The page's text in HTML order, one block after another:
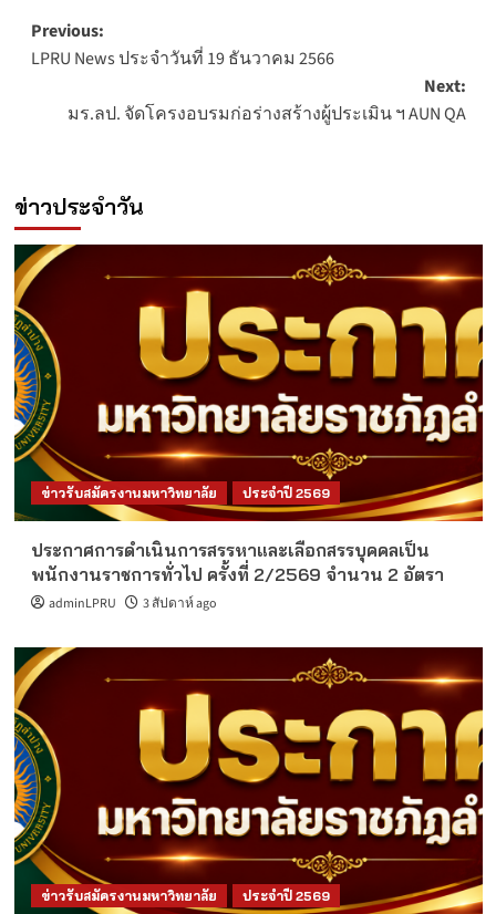
Post
navigation
Previous:
LPRU News ประจำวันที่ 19 ธันวาคม 2566
Next:
มร.ลป. จัดโครงอบรมก่อร่างสร้างผู้ประเมิน ฯ AUN QA
ข่าวประจำวัน
ข่าวรับสมัครงานมหาวิทยาลัย ประจำปี 2569
ประกาศการดำเนินการสรรหาและเลือกสรรบุคคลเป็น
พนักงานราชการทั่วไป ครั้งที่ 2/2569 จำนวน 2 อัตรา
adminLPRU 3 สัปดาห์ ago
ข่าวรับสมัครงานมหาวิทยาลัย ประจำปี 2569